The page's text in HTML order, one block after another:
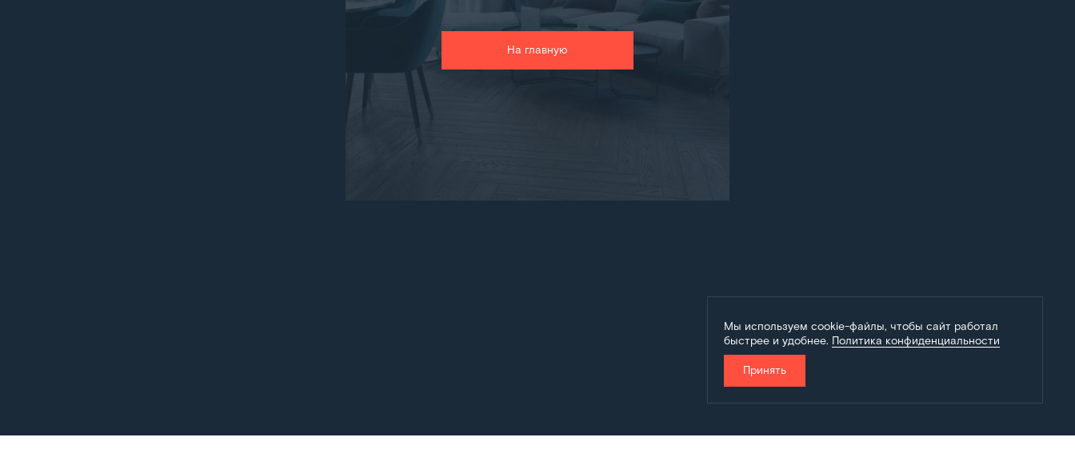
На главную
Мы используем cookie-файлы, чтобы сайт работал
быстрее и удобнее. Политика конфиденциальности
Принять